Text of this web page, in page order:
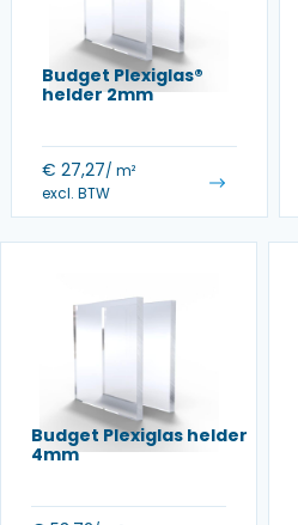
Budget Plexiglas®
helder 2mm
€ 27,27/ m²
excl. BTW
Budget Plexiglas helder
4mm